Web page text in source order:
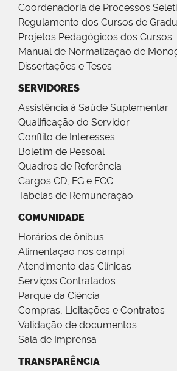
Coordenadoria de Processos
Regulamento dos Cursos de
Projetos Pedagógicos dos Cursos
Manual de Normalização de
Dissertações e Teses
SERVIDORES
Assistência à Saúde Suplementar
Qualificação do Servidor
Conflito de Interesses
Boletim de Pessoal
Quadros de Referência
Cargos CD, FG e FCC
Tabelas de Remuneração
COMUNIDADE
Horários de ônibus
Alimentação nos campi
Atendimento das Clínicas
Serviços Contratados
Parque da Ciência
Compras, Licitações e Contratos
Validação de documentos
Sala de Imprensa
TRANSPARÊNCIA